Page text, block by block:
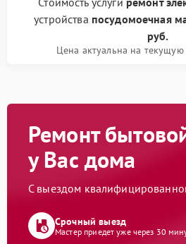
устройства посудомоечная
руб.
Цена актуальна на
Ремонт
у Вас дома
С выездом
Срочный выезд
Мастер приедет уже через 30